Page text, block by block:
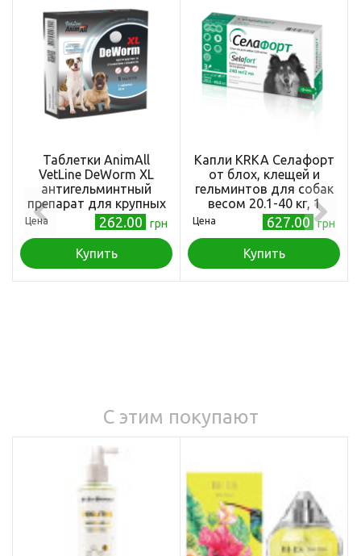
Таблетки AnimAll
VetLine DeWorm XL
антигельминтный
препарат для крупных
собак, 5 табл
Цена 262.00 грн
Купить
Капли KRKA Селафорт
от блох, клещей и
гельминтов для собак
весом 20.1-40 кг, 1
пипетка
Цена 627.00 грн
Купить
С этим покупают